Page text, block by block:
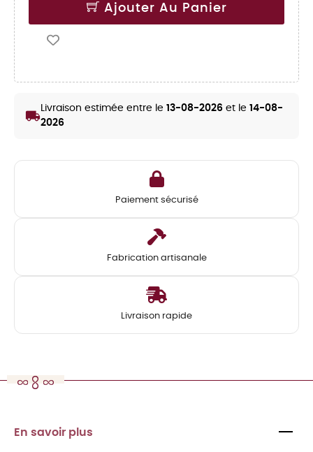
Ajouter Au Panier
local_shipping Livraison estimée entre le 13-08-2026 et le 14-08-
2026
Paiement sécurisé
Fabrication artisanale
Livraison rapide
En savoir plus